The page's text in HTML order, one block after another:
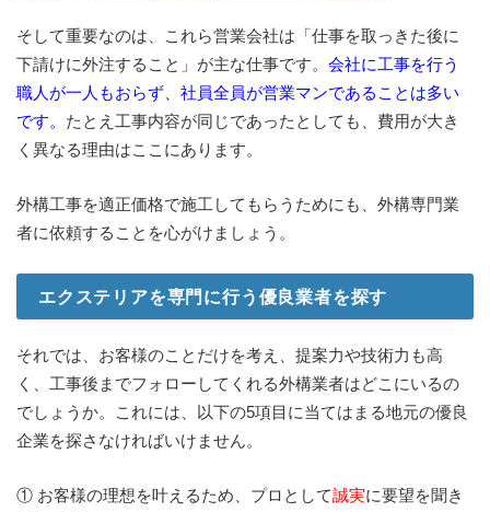
そして重要なのは、これら営業会社は「仕事を取っきた後に
下請けに外注すること」が主な仕事です。 会社に工事を行う
職人が一人もおらず、社員全員が営業マンであることは多い
です。 たとえ工事内容が同じであったとしても、費用が大き
く異なる理由はここにあります。
外構工事を適正価格で施工してもらうためにも、外構専門業
者に依頼することを心がけましょう。
エクステリアを専門に行う優良業者を探す
それでは、お客様のことだけを考え、提案力や技術力も高
く、工事後までフォローしてくれる外構業者はどこにいるの
でしょうか。これには、以下の5項目に当てはまる地元の優良
企業を探さなければいけません。
① お客様の理想を叶えるため、プロとして誠実に要望を聞き